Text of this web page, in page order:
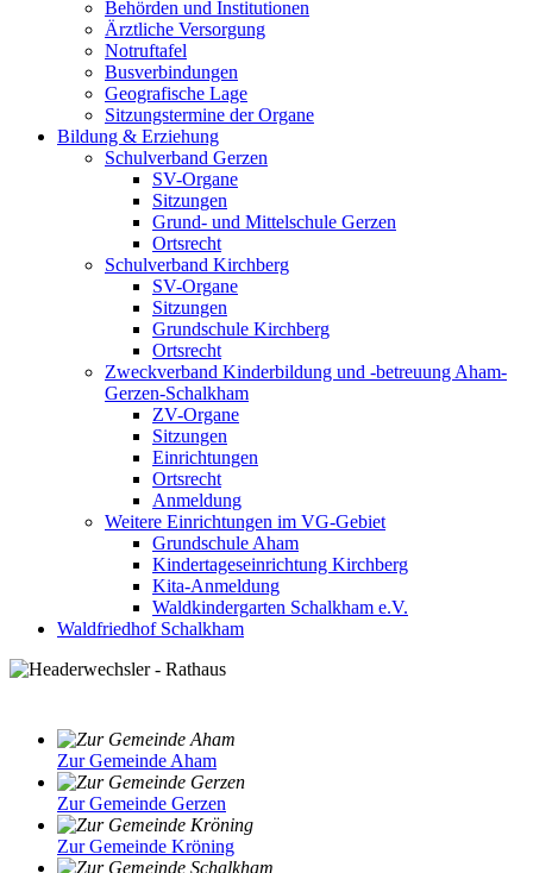
Behörden und Institutionen
Ärztliche Versorgung
Notruftafel
Busverbindungen
Geografische Lage
Sitzungstermine der Organe
Bildung & Erziehung
Schulverband Gerzen
SV-Organe
Sitzungen
Grund- und Mittelschule Gerzen
Ortsrecht
Schulverband Kirchberg
SV-Organe
Sitzungen
Grundschule Kirchberg
Ortsrecht
Zweckverband Kinderbildung und -betreuung Aham-
Gerzen-Schalkham
ZV-Organe
Sitzungen
Einrichtungen
Ortsrecht
Anmeldung
Weitere Einrichtungen im VG-Gebiet
Grundschule Aham
Kindertageseinrichtung Kirchberg
Kita-Anmeldung
Waldkindergarten Schalkham e.V.
Waldfriedhof Schalkham
Zur Gemeinde Aham
Zur Gemeinde Gerzen
Zur Gemeinde Kröning